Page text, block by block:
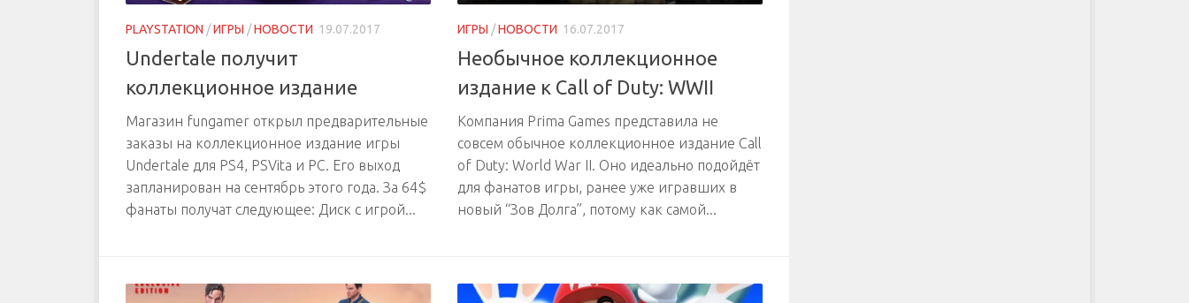
PLAYSTATION /ИГРЫ /НОВОСТИ 19.07.2017
Undertale получит
коллекционное издание
Магазин fungamer открыл предварительные
заказы на коллекционное издание игры
Undertale для PS4, PSVita и PC. Его выход
запланирован на сентябрь этого года. За 64$
фанаты получат следующее: Диск с игрой...
ИГРЫ /НОВОСТИ 16.07.2017
Необычное коллекционное
издание к Call of Duty: WWII
Компания Prima Games представила не
совсем обычное коллекционное издание Call
of Duty: World War II. Оно идеально подойдёт
для фанатов игры, ранее уже игравших в
новый “Зов Долга”, потому как самой...